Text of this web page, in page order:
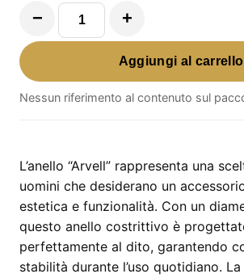
−
Anello
Modello
mm
quantità
+
Aggiungi al carrello
Nessun riferimento al contenuto sul
L’anello “Arvell” rappresenta una
uomini che desiderano un
estetica e funzionalità. Con un
questo anello costrittivo è
perfettamente al dito, garantendo
stabilità durante l’uso quotidiano.